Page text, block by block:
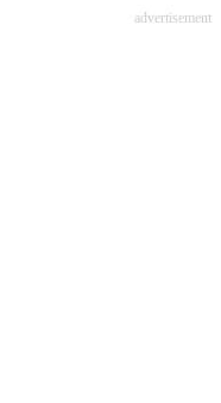
advertisement